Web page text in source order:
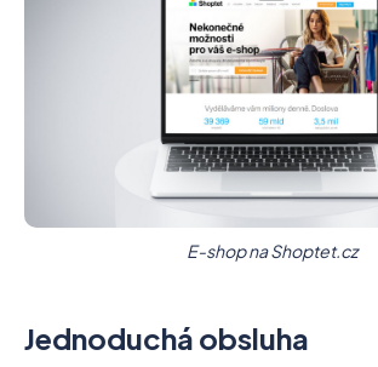
E-shop na Shoptet.cz
Jednoduchá obsluha